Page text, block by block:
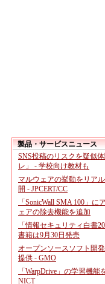
製品・サービスニュース
SNS投稿のリスクを疑似
レ」 - 学校向け教材も
マルウェアの挙動をリア
開 - JPCERT/CC
「SonicWall SMA 100」
ェアの除去機能を追加
「情報セキュリティ白書
書籍は9月30日発売
オープンソースソフト開
提供 - GMO
「WarpDrive」の学習機
NICT